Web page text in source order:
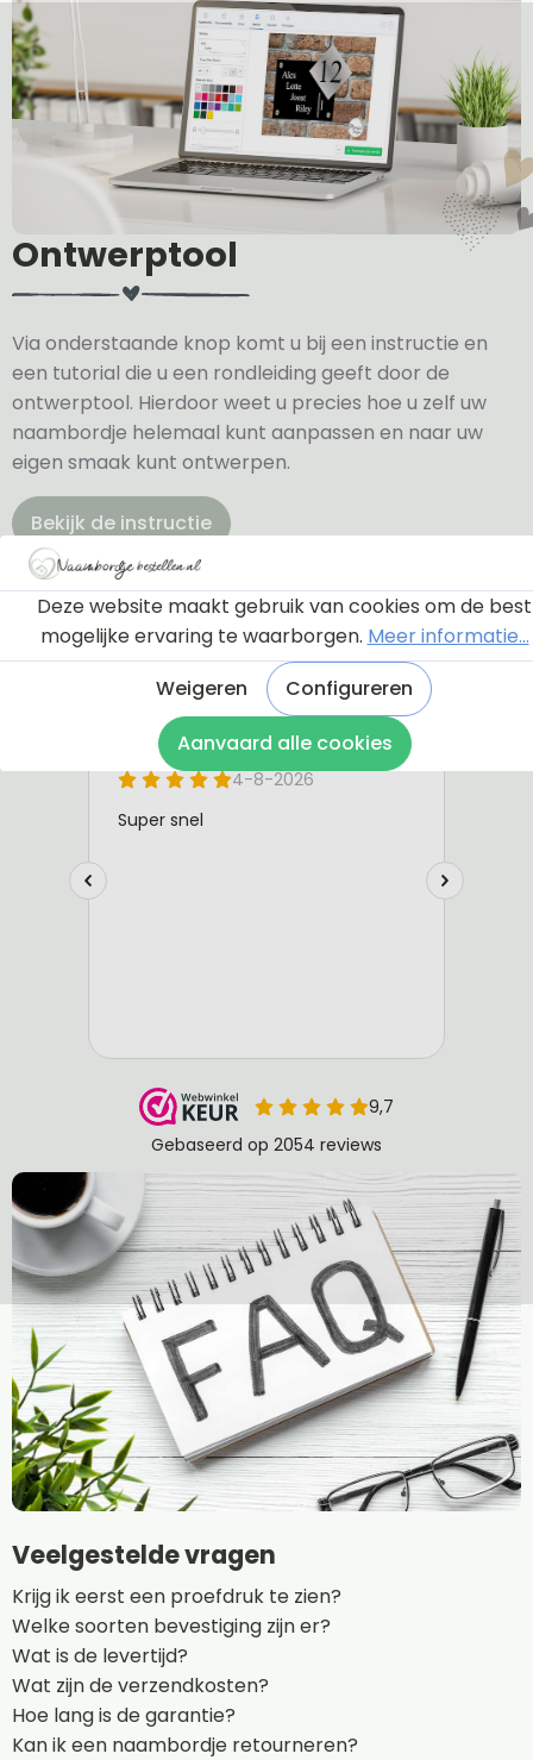
Ontwerptool
Via onderstaande knop komt u bij een instructie en
een tutorial die u een rondleiding geeft door de
ontwerptool. Hierdoor weet u precies hoe u zelf uw
naambordje helemaal kunt aanpassen en naar uw
eigen smaak kunt ontwerpen.
Bekijk de instructie
Veelgestelde vragen
Krijg ik eerst een proefdruk te zien?
Welke soorten bevestiging zijn er?
Wat is de levertijd?
Wat zijn de verzendkosten?
Hoe lang is de garantie?
Kan ik een naambordje retourneren?
Deze website maakt gebruik van cookies om de best
mogelijke ervaring te waarborgen. Meer informatie...
Weigeren
Configureren
Aanvaard alle cookies